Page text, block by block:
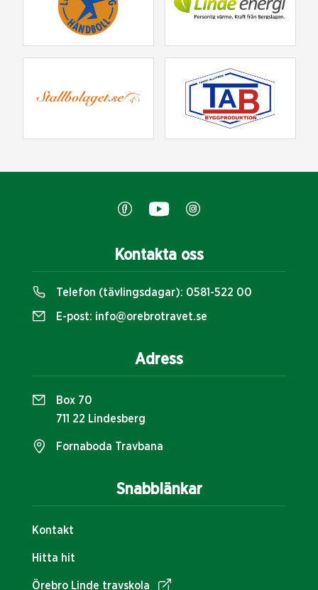
Snabblänkar
Kontakt
Hitta hit
Örebro Linde travskola
Kontakta oss
Telefon (tävlingsdagar): 0581-522 00
E-post: info@orebrotravet.se
Adress
Box 70
711 22 Lindesberg
Fornaboda Travbana